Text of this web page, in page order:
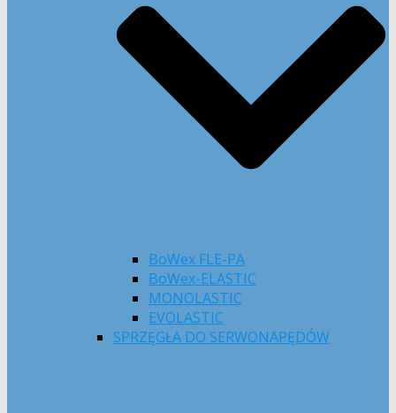
BoWex FLE-PA
BoWex-ELASTIC
MONOLASTIC
EVOLASTIC
SPRZĘGŁA DO SERWONAPĘDÓW